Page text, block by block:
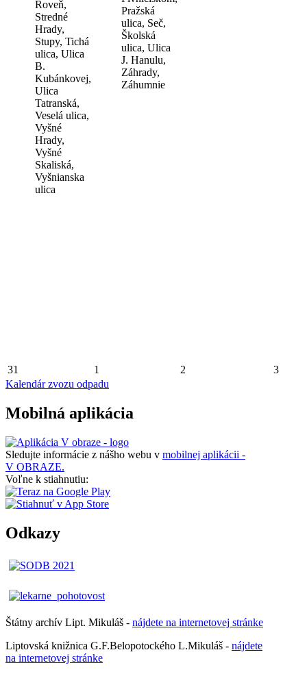
Roveň,
Stredné
Hrady,
Stupy, Tichá
ulica, Ulica
B.
Kubánkovej,
Ulica
Tatranská,
Veselá ulica,
Vyšné
Hrady,
Vyšné
Skaliská,
Vyšnianska
ulica
Pražská
ulica, Seč,
Školská
ulica, Ulica
J. Hanulu,
Záhrady,
Záhumnie
31 1 2
3
Kalendár zvozu odpadu
Mobilná aplikácia
Sledujte informácie z nášho webu v mobilnej aplikácii -
V OBRAZE.
Voľne k stiahnutiu:
Odkazy
Štátny archív Lipt. Mikuláš - nájdete na internetovej stránke
Liptovská knižnica G.F.Belopotockého L.Mikuláš - nájdete
na internetovej stránke